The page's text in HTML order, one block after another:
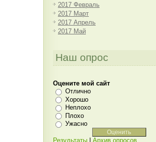
2017 Февраль
2017 Март
2017 Апрель
2017 Май
Наш опрос
Оцените мой сайт
Отлично
Хорошо
Неплохо
Плохо
Ужасно
Результаты Архив опросов